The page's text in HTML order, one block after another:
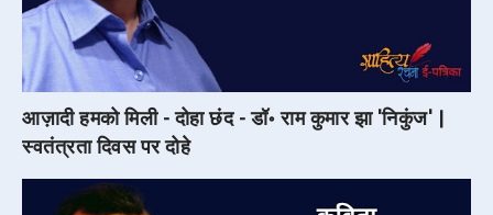
आज़ादी हमको मिली - दोहा छंद - डॉ॰ राम कुमार झा 'निकुंज' |
स्वतंत्रता दिवस पर दोहे